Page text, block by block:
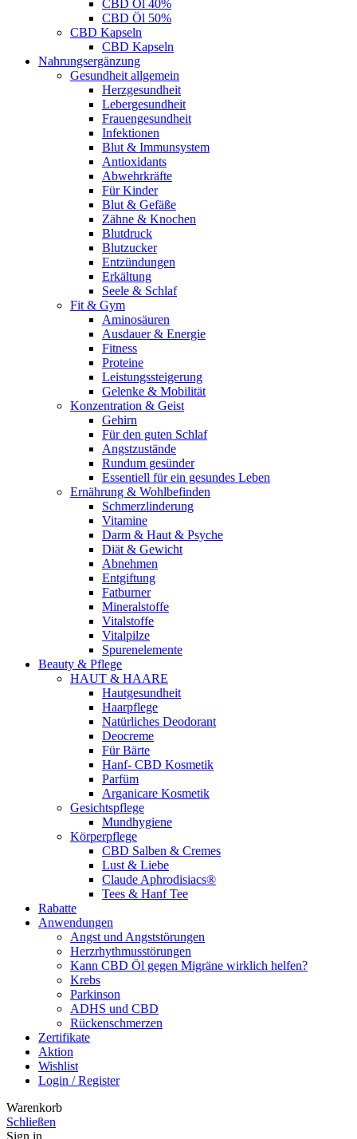
CBD Öl 40%
CBD Öl 50%
CBD Kapseln
CBD Kapseln
Nahrungsergänzung
Gesundheit allgemein
Herzgesundheit
Lebergesundheit
Frauengesundheit
Infektionen
Blut & Immunsystem
Antioxidants
Abwehrkräfte
Für Kinder
Blut & Gefäße
Zähne & Knochen
Blutdruck
Blutzucker
Entzündungen
Erkältung
Seele & Schlaf
Fit & Gym
Aminosäuren
Ausdauer & Energie
Fitness
Proteine
Leistungssteigerung
Gelenke & Mobilität
Konzentration & Geist
Gehirn
Für den guten Schlaf
Angstzustände
Rundum gesünder
Essentiell für ein gesundes Leben
Ernährung & Wohlbefinden
Schmerzlinderung
Vitamine
Darm & Haut & Psyche
Diät & Gewicht
Abnehmen
Entgiftung
Fatburner
Mineralstoffe
Vitalstoffe
Vitalpilze
Spurenelemente
Beauty & Pflege
HAUT & HAARE
Hautgesundheit
Haarpflege
Natürliches Deodorant
Deocreme
Für Bärte
Hanf- CBD Kosmetik
Parfüm
Arganicare Kosmetik
Gesichtspflege
Mundhygiene
Körperpflege
CBD Salben & Cremes
Lust & Liebe
Claude Aphrodisiacs®
Tees & Hanf Tee
Rabatte
Anwendungen
Angst und Angststörungen
Herzrhythmusstörungen
Kann CBD Öl gegen Migräne wirklich helfen?
Krebs
Parkinson
ADHS und CBD
Rückenschmerzen
Zertifikate
Aktion
Wishlist
Login / Register
Warenkorb
Schließen
Sign in